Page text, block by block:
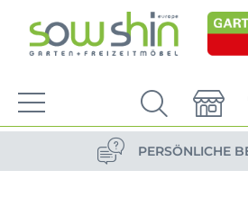
PERSÖNLICHE